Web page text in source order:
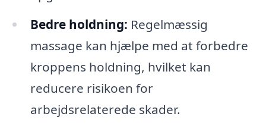
Bedre holdning: Regelmæssig
massage kan hjælpe med at forbedre
kroppens holdning, hvilket kan
reducere risikoen for
arbejdsrelaterede skader.